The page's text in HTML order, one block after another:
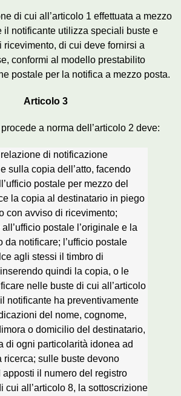
di cui all’articolo 1 effettuata a mezzo
il notificante utilizza speciali buste e
ricevimento, di cui deve fornirsi a
conformi al modello prestabilito
postale per la notifica a mezzo posta.
Articolo 3
a norma dell’articolo 2 deve:
di notificazione
sulla copia dell’atto, facendo
postale per mezzo del
la copia al destinatario in piego
con avviso di ricevimento;
postale l’originale e la
da notificare; l’ufficio postale
agli stessi il timbro di
quindi la copia, o le
nelle buste di cui all’articolo
notificante ha preventivamente
del nome, cognome,
o domicilio del destinatario,
di ogni particolarità idonea ad
ricerca; sulle buste devono
apposti il numero del registro
cui all’articolo 8, la sottoscrizione